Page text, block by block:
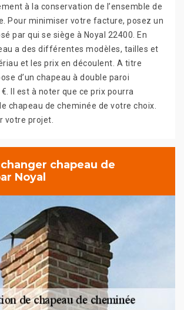
à la conservation de l’ensemble de
Pour minimiser votre facture, posez un
par qui se siège à Noyal 22400. En
a des différentes modèles, tailles et
et les prix en découlent. A titre
d’un chapeau à double paroi
Il est à noter que ce prix pourra
chapeau de cheminée de votre choix.
votre projet.
chapeau de
Noyal